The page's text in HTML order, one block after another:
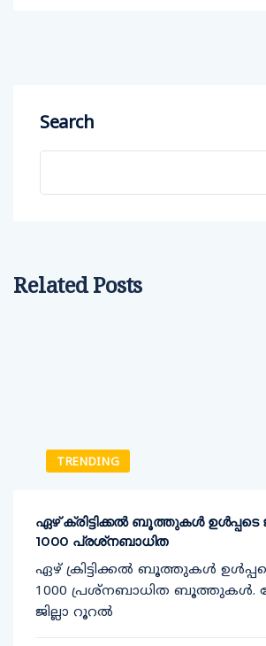
Search
Related Posts
TRENDING
ഏഴ് ക്രിട്ടിക്കല്‍ ബൂത്തുകള്‍ ഉള്‍പ്പടെ
1000 പ്രശ്‌നബാധിത
ഏഴ് ക്രിട്ടിക്കല്‍ ബൂത്തുകള്‍
1000 പ്രശ്‌നബാധിത ബൂത്തുകള്‍.
ജില്ലാ റൂറല്‍